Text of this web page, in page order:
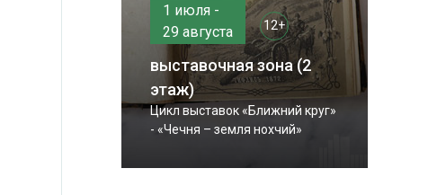
1 июля -
29 августа
12+
выставочная зона (2
этаж)
Цикл выставок «Ближний круг»
- «Чечня – земля нохчий»